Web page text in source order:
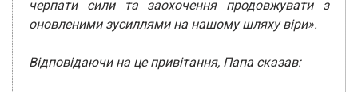
черпати сили та заохочення продовжувати з
оновленими зусиллями на нашому шляху віри».
Відповідаючи на це привітання, Папа сказав: